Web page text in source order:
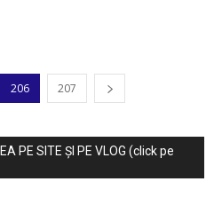
206 207
PE SITE ȘI PE VLOG (click pe